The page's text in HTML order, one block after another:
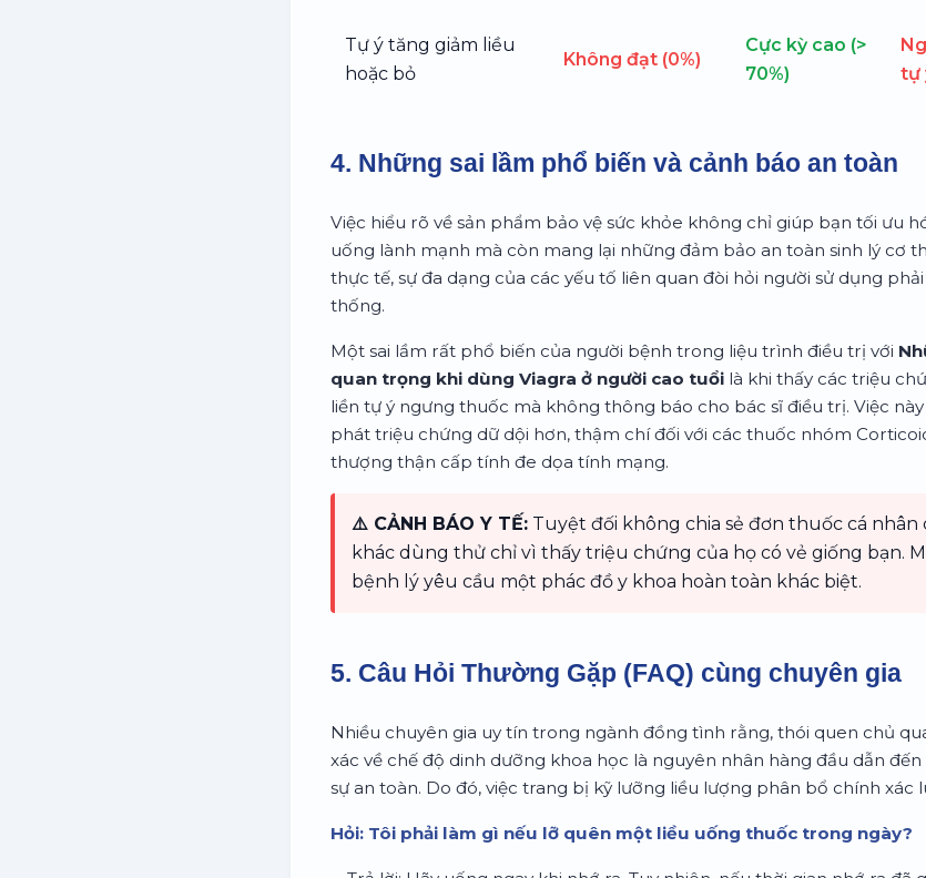
Tự ý tăng giảm liều
hoặc bỏ
Không đạt (0%)
Cực kỳ cao (>
70%)
tự
4. Những sai lầm phổ biến và cảnh báo an toàn
Việc hiểu rõ về sản phẩm bảo vệ sức khỏe không chỉ giúp bạn tối ưu
uống lành mạnh mà còn mang lại những đảm bảo an toàn sinh lý cơ
thực tế, sự đa dạng của các yếu tố liên quan đòi hỏi người sử dụng
thống.
Một sai lầm rất phổ biến của người bệnh trong liệu trình điều trị với
quan trọng khi dùng Viagra ở người cao tuổi là khi thấy các triệu
liền tự ý ngưng thuốc mà không thông báo cho bác sĩ điều trị. Việc
phát triệu chứng dữ dội hơn, thậm chí đối với các thuốc nhóm
thượng thận cấp tính đe dọa tính mạng.
⚠️ CẢNH BÁO Y TẾ: Tuyệt đối không chia sẻ đơn thuốc cá nhân
khác dùng thử chỉ vì thấy triệu chứng của họ có vẻ giống bạn.
bệnh lý yêu cầu một phác đồ y khoa hoàn toàn khác biệt.
5. Câu Hỏi Thường Gặp (FAQ) cùng chuyên gia
Nhiều chuyên gia uy tín trong ngành đồng tình rằng, thói quen chủ
xác về chế độ dinh dưỡng khoa học là nguyên nhân hàng đầu dẫn
sự an toàn. Do đó, việc trang bị kỹ lưỡng liều lượng phân bổ chính xác
Hỏi: Tôi phải làm gì nếu lỡ quên một liều uống thuốc trong ngày?